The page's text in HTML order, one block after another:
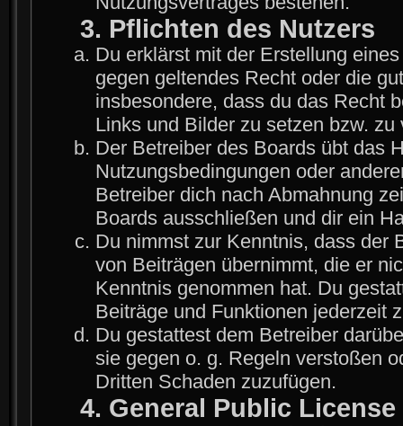
3. Pflichten des Nutzers
Du erklärst mit der Erstellung
gegen geltendes Recht oder die
insbesondere, dass du das Recht
Links und Bilder zu setzen bzw. zu
Der Betreiber des Boards übt das
Nutzungsbedingungen oder
Betreiber dich nach Abmahnung
Boards ausschließen und dir ein
Du nimmst zur Kenntnis, dass der
von Beiträgen übernimmt, die er
Kenntnis genommen hat. Du
Beiträge und Funktionen jederzeit
Du gestattest dem Betreiber
sie gegen o. g. Regeln verstoßen
Dritten Schaden zuzufügen.
4. General Public License